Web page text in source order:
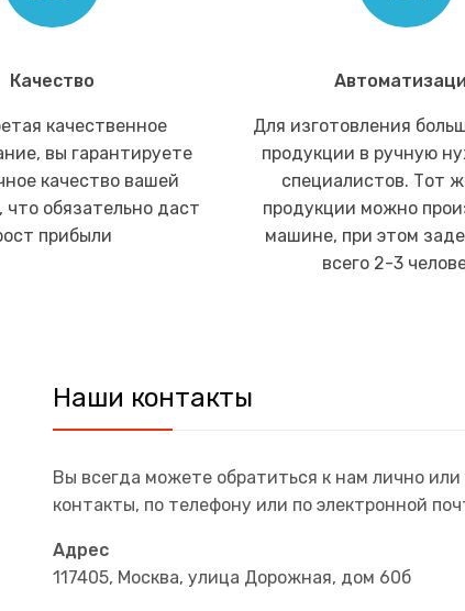
Качество
качественное
вы гарантируете
качество вашей
что обязательно даст
прибыли
Для изготовления
продукции в ручную
специалистов. Тот
продукции можно
машине, при этом
всего 2-3
Наши контакты
Вы всегда можете обратиться к нам лично
контакты, по телефону или по электронной
Адрес
117405, Москва, улица Дорожная, дом 60б